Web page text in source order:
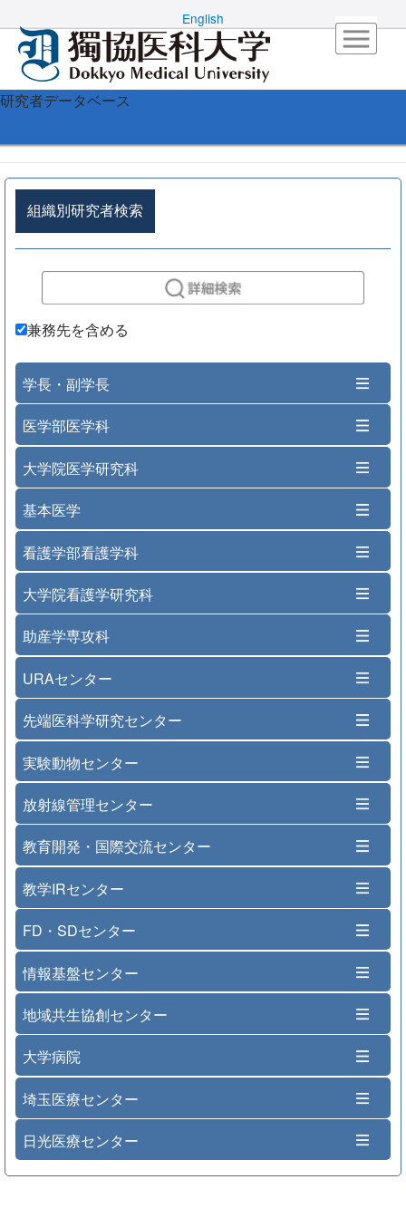
English
研究者データベース
組織別研究者検索
兼務先を含める
学長・副学長
医学部医学科
大学院医学研究科
基本医学
看護学部看護学科
大学院看護学研究科
助産学専攻科
URAセンター
先端医科学研究センター
実験動物センター
放射線管理センター
教育開発・国際交流センター
教学IRセンター
FD・SDセンター
情報基盤センター
地域共生協創センター
大学病院
埼玉医療センター
日光医療センター